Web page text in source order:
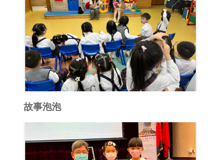
故事泡泡